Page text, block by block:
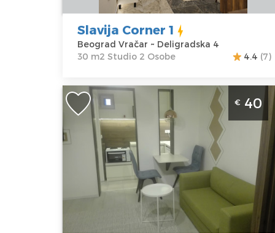
Adresa:
Deligradska 4
Cena50 €
m2
Struktura :
Studio
Slavija Corner 1
Beograd Vračar ~ Deligradska 4
30 m2 Studio 2 Osobe
4.4 (7)
Jednosoban Apartman Galleria
Beograd Vracar Nalazi se u prizemlju
stambene zgrade i može da ugosti do
osobe. Sastoji se iz dva nivoa.
Beograd
Lokacija:
Beograd
Gosti:
Kvadratura : 40
m2
Struktura :
€ 40